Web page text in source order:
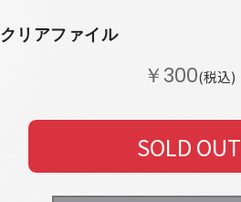
クリアファイル
￥300(税込)
SOLD OUT